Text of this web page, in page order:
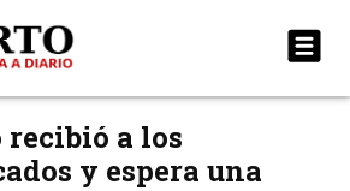
recibió a los
y espera una